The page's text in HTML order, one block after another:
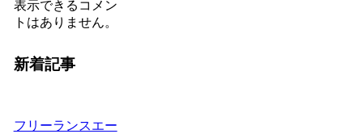
表示できるコメン
トはありません。
新着記事
フリーランスエー